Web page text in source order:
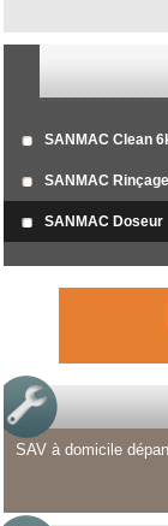
SANMAC Clean
SANMAC Rinçage
SANMAC Doseur
SAV à domicile